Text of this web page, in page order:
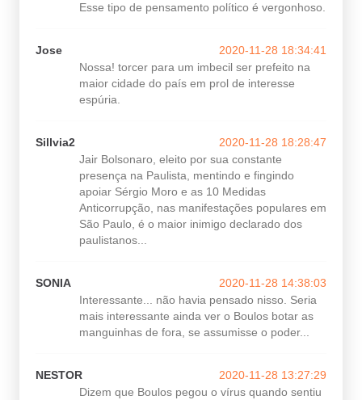
Esse tipo de pensamento político é vergonhoso.
Jose
2020-11-28 18:34:41
Nossa! torcer para um imbecil ser prefeito na
maior cidade do país em prol de interesse
espúria.
Sillvia2
2020-11-28 18:28:47
Jair Bolsonaro, eleito por sua constante
presença na Paulista, mentindo e fingindo
apoiar Sérgio Moro e as 10 Medidas
Anticorrupção, nas manifestações populares em
São Paulo, é o maior inimigo declarado dos
paulistanos...
SONIA
2020-11-28 14:38:03
Interessante... não havia pensado nisso. Seria
mais interessante ainda ver o Boulos botar as
manguinhas de fora, se assumisse o poder...
NESTOR
2020-11-28 13:27:29
Dizem que Boulos pegou o vírus quando sentiu